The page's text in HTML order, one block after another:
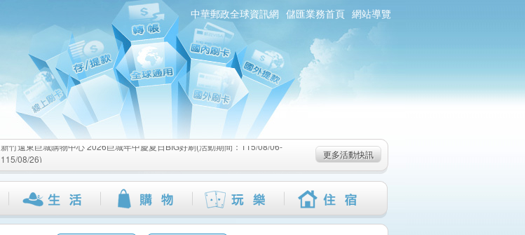
中華郵政全球資訊網 儲匯業務首頁 網站導覽
新竹遠東巨城購物中心 2026巨城年中慶夏日BIG好刷(活動期間：115/08/06-
115/08/26)
臺北三創生活 有點東西第2波 刷卡郵好禮(活動期間：115/08/06-115/09/02)
桃園大江國際購物中心 好饗去大江檔期(活動期間：115/08/01-115/08/19)
新竹遠東巨城購物中心 2026巨城年中慶夏日BIG好刷(活動期間：115/08/06-
115/08/26)
臺北三創生活 有點東西第2波 刷卡郵好禮(活動期間：115/08/06-115/09/02)
桃園大江國際購物中心 好饗去大江檔期(活動期間：115/08/01-115/08/19)
更多活動快訊